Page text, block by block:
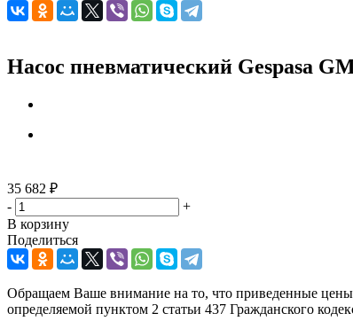
Насос пневматический Gespasa
35 682 ₽
-
+
В корзину
Поделиться
Обращаем Ваше внимание на то, что приведенные
определяемой пунктом 2 статьи 437 Гражданского